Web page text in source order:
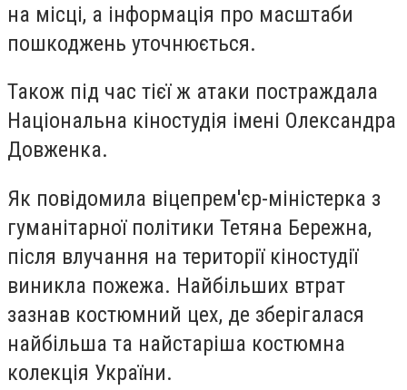
на місці, а інформація про масштаби
пошкоджень уточнюється.
Також під час тієї ж атаки постраждала
Національна кіностудія імені Олександра
Довженка.
Як повідомила віцепрем'єр-міністерка з
гуманітарної політики Тетяна Бережна,
після влучання на території кіностудії
виникла пожежа. Найбільших втрат
зазнав костюмний цех, де зберігалася
найбільша та найстаріша костюмна
колекція України.